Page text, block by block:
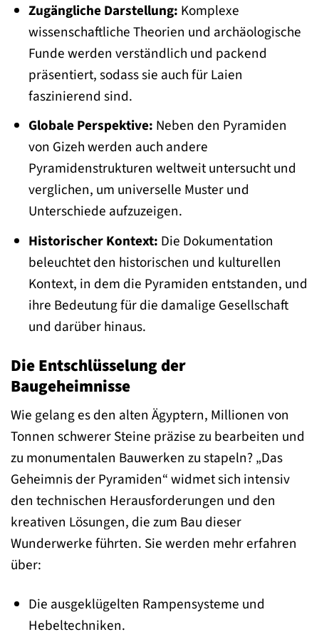
Zugängliche Darstellung: Komplexe
wissenschaftliche Theorien und archäologische
Funde werden verständlich und packend
präsentiert, sodass sie auch für Laien
faszinierend sind.
Globale Perspektive: Neben den Pyramiden
von Gizeh werden auch andere
Pyramidenstrukturen weltweit untersucht und
verglichen, um universelle Muster und
Unterschiede aufzuzeigen.
Historischer Kontext: Die Dokumentation
beleuchtet den historischen und kulturellen
Kontext, in dem die Pyramiden entstanden, und
ihre Bedeutung für die damalige Gesellschaft
und darüber hinaus.
Die Entschlüsselung der
Baugeheimnisse
Wie gelang es den alten Ägyptern, Millionen von
Tonnen schwerer Steine präzise zu bearbeiten und
zu monumentalen Bauwerken zu stapeln? „Das
Geheimnis der Pyramiden“ widmet sich intensiv
den technischen Herausforderungen und den
kreativen Lösungen, die zum Bau dieser
Wunderwerke führten. Sie werden mehr erfahren
über:
Die ausgeklügelten Rampensysteme und
Hebeltechniken.